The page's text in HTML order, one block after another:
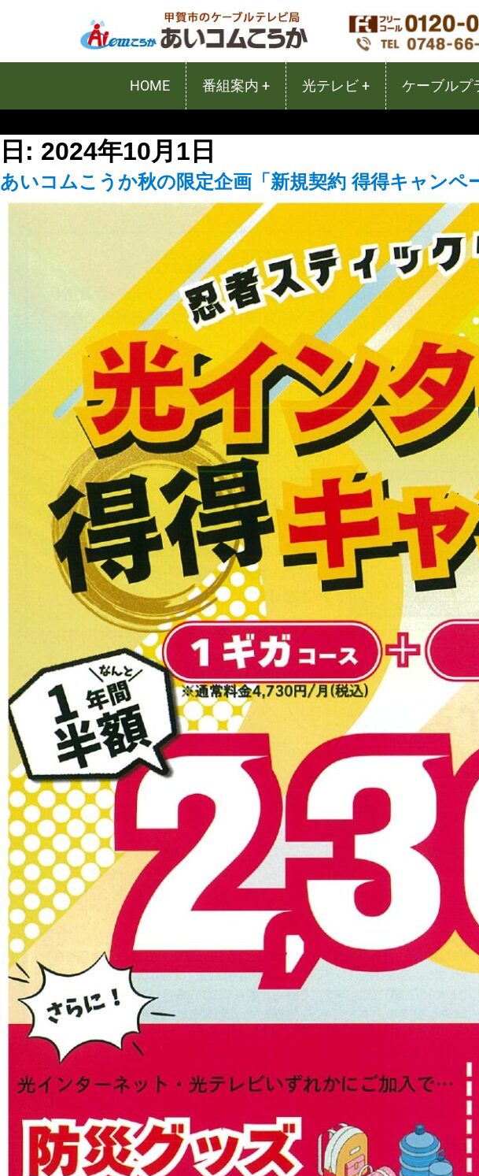
HOME 番組案内 + 光テレビ + ケーブルプ
日: 2024年10月1日
あいコムこうか秋の限定企画「新規契約 得得キャンペ